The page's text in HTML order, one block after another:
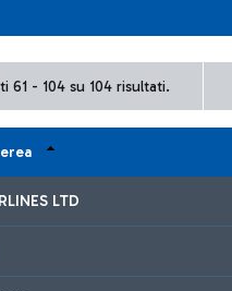
61 - 104 su 104 risultati.
LTD